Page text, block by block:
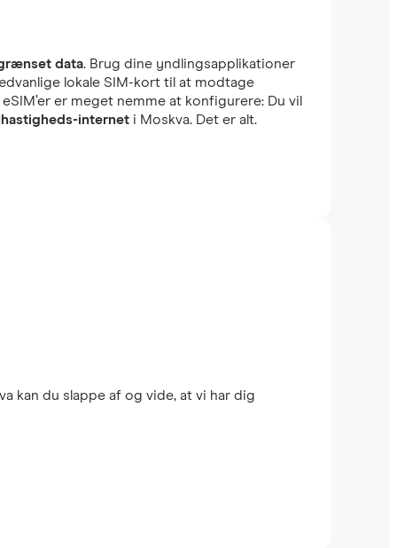
data. Brug dine yndlingsapplikationer
lokale SIM-kort til at modtage
er meget nemme at konfigurere: Du vil
internet i Moskva. Det er alt.
kan du slappe af og vide, at vi har dig